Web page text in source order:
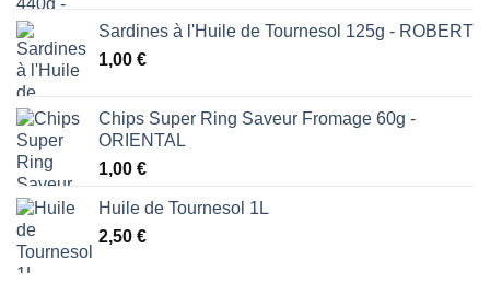
Sardines à l'Huile de Tournesol 125g - ROBERT
1,00 €
Chips Super Ring Saveur Fromage 60g -
ORIENTAL
1,00 €
Huile de Tournesol 1L
2,50 €